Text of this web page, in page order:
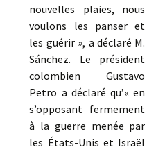
nouvelles plaies, nous
voulons les panser et
les guérir », a déclaré M.
Sánchez. Le président
colombien Gustavo
Petro a déclaré qu’« en
s’opposant fermement
à la guerre menée par
les États-Unis et Israël